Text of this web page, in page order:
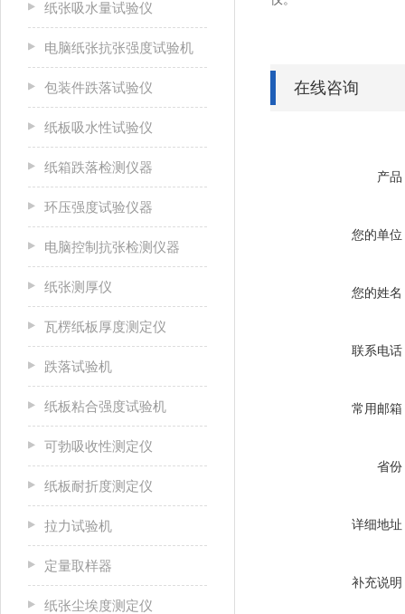
纸张吸水量试验仪
电脑纸张抗张强度试验机
包装件跌落试验仪
纸板吸水性试验仪
纸箱跌落检测仪器
环压强度试验仪器
电脑控制抗张检测仪器
纸张测厚仪
瓦楞纸板厚度测定仪
跌落试验机
纸板粘合强度试验机
可勃吸收性测定仪
纸板耐折度测定仪
拉力试验机
定量取样器
纸张尘埃度测定仪
在线咨询
产品
您的单位
您的姓名
联系电话
常用邮箱
省份
详细地址
补充说明